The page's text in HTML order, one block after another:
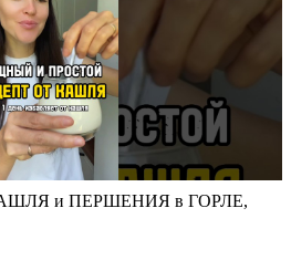
и ПЕРШЕНИЯ в ГОРЛЕ,